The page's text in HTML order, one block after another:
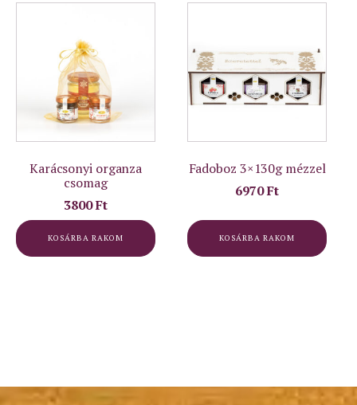
Karácsonyi organza
csomag
3800Ft
KOSÁRBA RAKOM
Fadoboz 3×130g mézzel
6970Ft
KOSÁRBA RAKOM